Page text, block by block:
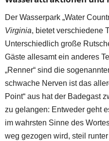
Der Wasserpark „Water
Virginia, bietet verschiedene
Unterschiedlich große
Gäste allesamt ein anderes
„Renner“ sind die
schwache Nerven ist das
Point“ aus hat der Badegast
zu gelangen: Entweder geht
im wahrsten Sinne des
weg gezogen wird, steil